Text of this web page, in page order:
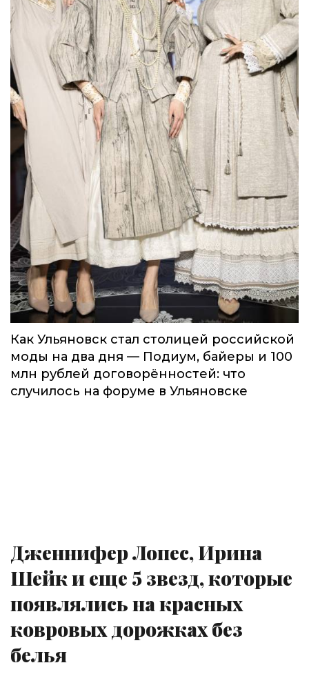
Как Ульяновск стал столицей российской
моды на два дня — Подиум, байеры и 100
млн рублей договорённостей: что
случилось на форуме в Ульяновске
Дженнифер Лопес, Ирина
Шейк и еще 5 звезд, которые
появлялись на красных
ковровых дорожках без
белья